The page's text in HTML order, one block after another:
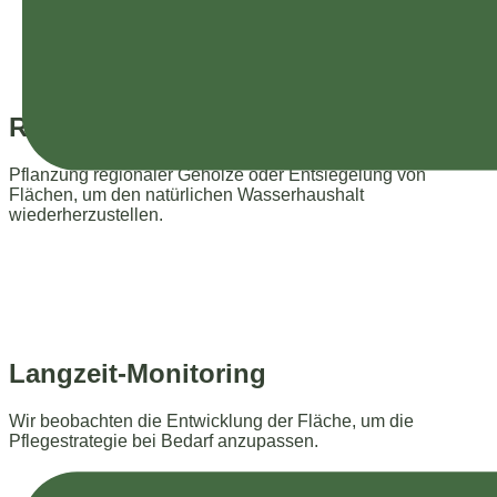
Renaturierung & Neuanlage
Pflanzung regionaler Gehölze oder Entsiegelung von
Flächen, um den natürlichen Wasserhaushalt
wiederherzustellen.
Langzeit-Monitoring
Wir beobachten die Entwicklung der Fläche, um die
Pflegestrategie bei Bedarf anzupassen.